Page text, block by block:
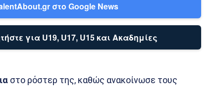
στο Google News
για U19, U17, U15 και Ακαδημίες
στο ρόστερ της, καθώς ανακοίνωσε τους